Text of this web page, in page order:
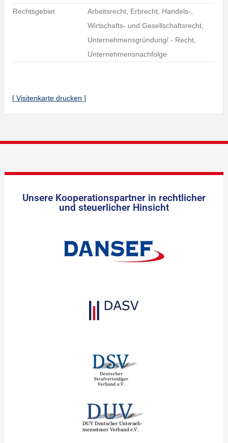
Rechtsgebiet
Arbeitsrecht, Erbrecht, Handels-,
Wirtschafts- und Gesellschaftsrecht,
Unternehmensgründung/ - Recht,
Unternehmensnachfolge
[ Visitenkarte drucken ]
Unsere Kooperationspartner in rechtlicher
und steuerlicher Hinsicht